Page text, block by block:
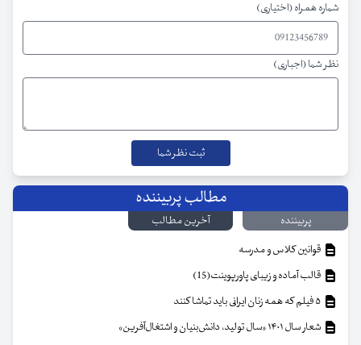
شماره همراه (اختیاری)
نظر شما (اجباری)
مطالب پربیننده
پربیننده
آخرین مطالب
قوانین کلاس و مدرسه
قالب آماده و زیبای پاورپوینت(15)
شعار سال ۱۴۰۱ «سال تولید، دانش‌بنیان و اشتغال‌آفرین»